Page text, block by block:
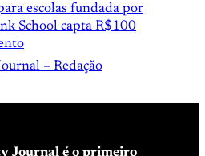
escolas fundada por
School capta R$100
– Redação
Journal é o primeiro